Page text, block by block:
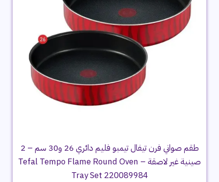
طقم صواني فرن تيفال تيمبو فليم دائري 26 و30 سم – 2
صينية غير لاصقة – Tefal Tempo Flame Round Oven
Tray Set 220089984